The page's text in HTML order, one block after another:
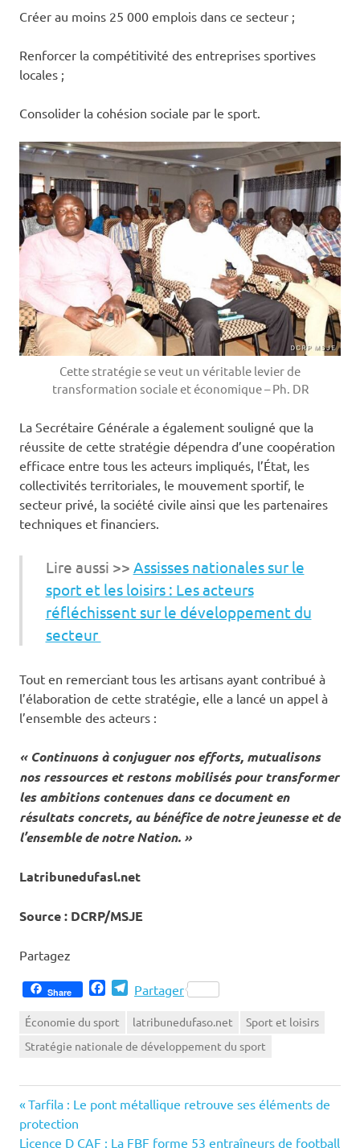
Créer au moins 25 000 emplois dans ce secteur ;
Renforcer la compétitivité des entreprises sportives
locales ;
Consolider la cohésion sociale par le sport.
Cette stratégie se veut un véritable levier de
transformation sociale et économique – Ph. DR
La Secrétaire Générale a également souligné que la
réussite de cette stratégie dépendra d’une coopération
efficace entre tous les acteurs impliqués, l’État, les
collectivités territoriales, le mouvement sportif, le
secteur privé, la société civile ainsi que les partenaires
techniques et financiers.
Lire aussi >> Assisses nationales sur le
sport et les loisirs : Les acteurs
réfléchissent sur le développement du
secteur
Tout en remerciant tous les artisans ayant contribué à
l’élaboration de cette stratégie, elle a lancé un appel à
l’ensemble des acteurs :
« Continuons à conjuguer nos efforts, mutualisons
nos ressources et restons mobilisés pour transformer
les ambitions contenues dans ce document en
résultats concrets, au bénéfice de notre jeunesse et de
l’ensemble de notre Nation. »
Latribunedufasl.net
Source : DCRP/MSJE
Partagez
Share FacebookTelegram
Partager
Économie du sport latribunedufaso.net
Sport et loisirs
Stratégie nationale de développement du sport
Navigation
Previous
Post:
Tarfila : Le pont métallique retrouve ses éléments de
protection
Next
Licence D CAF : La FBF forme 53 entraîneurs de football